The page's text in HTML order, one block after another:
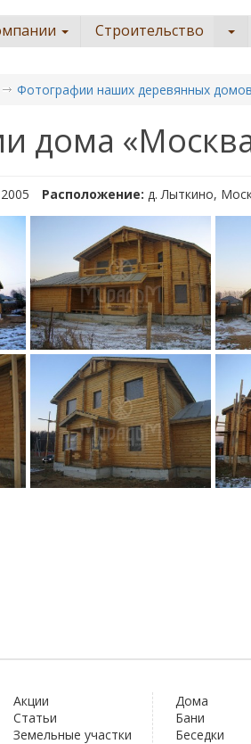
Строительство
Фотографии наших деревянных домов
дома
Расположение: д. Лыткино,
Акции
Статьи
Земельные участки
Дома
Бани
Беседки